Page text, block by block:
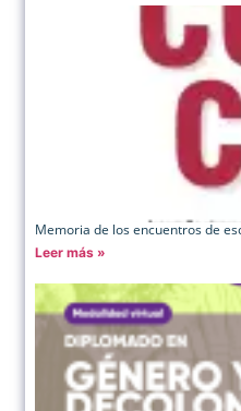
Memoria de los encuentros de
Leer más »